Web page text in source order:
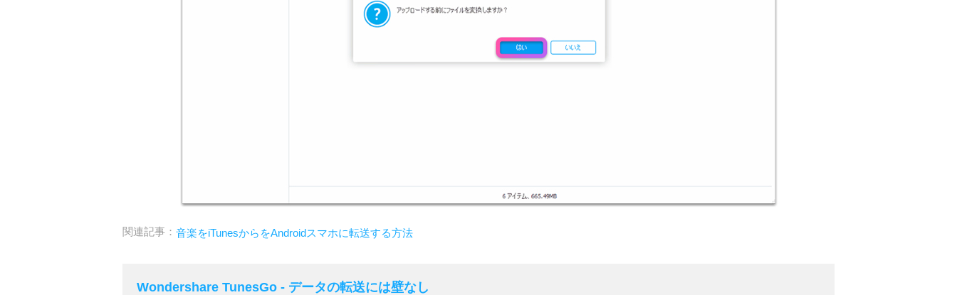
関連記事： 音楽をiTunesからをAndroidスマホに転送する方法
Wondershare TunesGo - データの転送には壁なし